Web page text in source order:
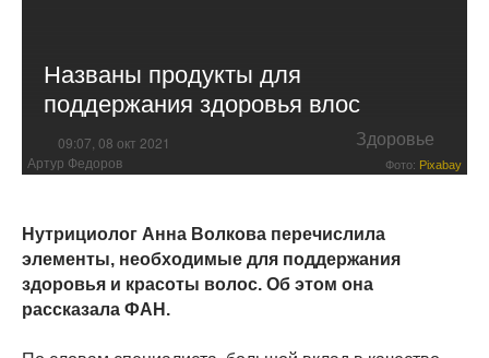
Названы продукты для
поддержания здоровья влос
09:07, 08 окт 2021 Здоровье
Артур Федоров Фото: Pixabay
Нутрициолог Анна Волкова перечислила
элементы, необходимые для поддержания
здоровья и красоты волос. Об этом она
рассказала ФАН.